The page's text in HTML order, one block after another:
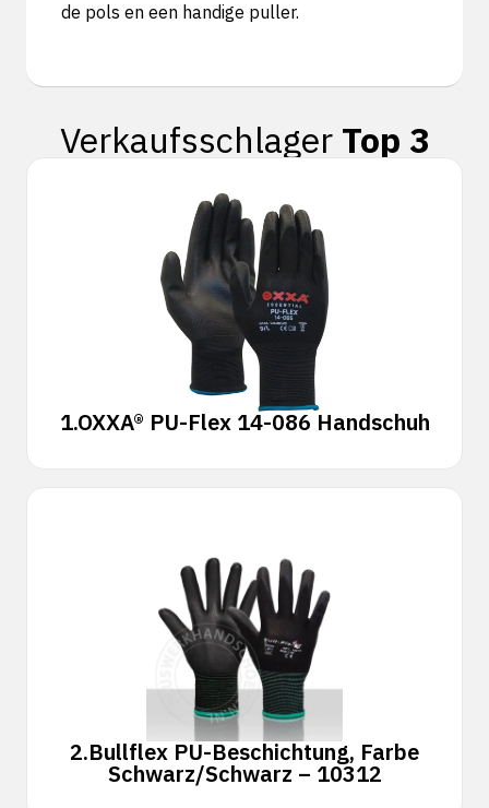
de pols en een handige puller.
Verkaufsschlager Top 3
1.OXXA® PU-Flex 14-086 Handschuh
2.Bullflex PU-Beschichtung, Farbe
Schwarz/Schwarz – 10312